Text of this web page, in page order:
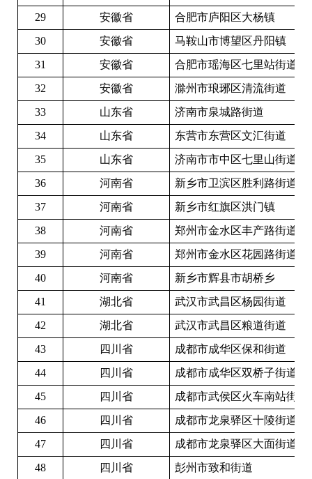
29
安徽省
合肥市庐阳区大杨镇
30
安徽省
马鞍山市博望区丹阳镇
31
安徽省
合肥市瑶海区七里站街道
32
安徽省
滁州市琅琊区清流街道
33
山东省
济南市泉城路街道
34
山东省
东营市东营区文汇街道
35
山东省
济南市市中区七里山街道
36
河南省
新乡市卫滨区胜利路街道
37
河南省
新乡市红旗区洪门镇
38
河南省
郑州市金水区丰产路街道
39
河南省
郑州市金水区花园路街道
40
河南省
新乡市辉县市胡桥乡
41
湖北省
武汉市武昌区杨园街道
42
湖北省
武汉市武昌区粮道街道
43
四川省
成都市成华区保和街道
44
四川省
成都市成华区双桥子街道
45
四川省
成都市武侯区火车南站街道
46
四川省
成都市龙泉驿区十陵街道
47
四川省
成都市龙泉驿区大面街道
48
四川省
彭州市致和街道